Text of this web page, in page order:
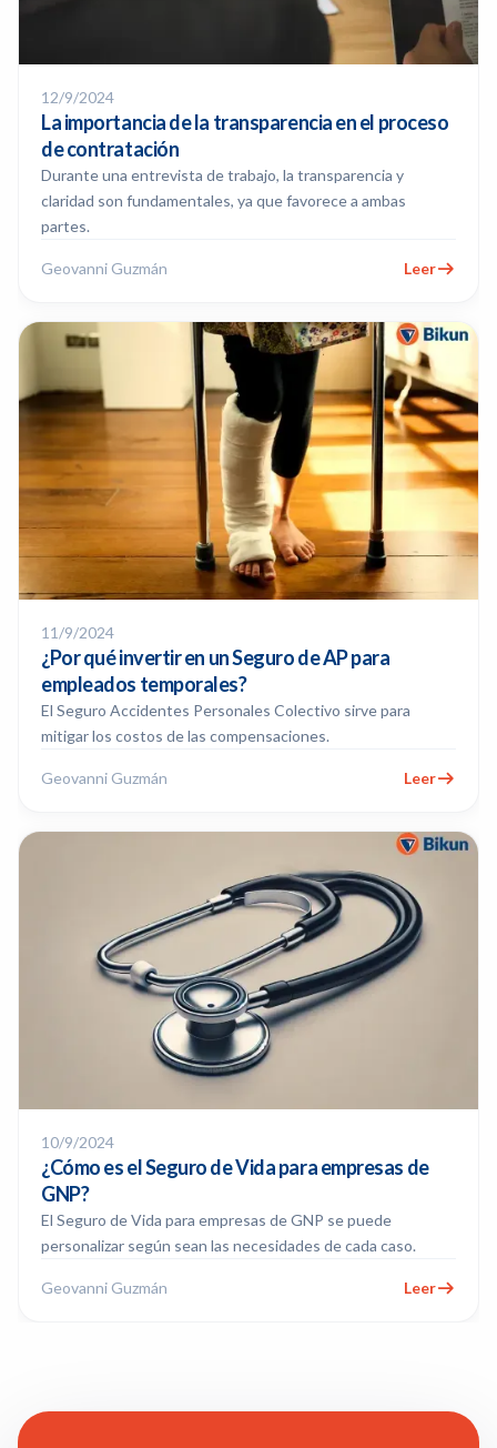
12/9/2024
La importancia de la transparencia en el proceso
de contratación
Durante una entrevista de trabajo, la transparencia y
claridad son fundamentales, ya que favorece a ambas
partes.
Geovanni Guzmán Leer
11/9/2024
¿Por qué invertir en un Seguro de AP para
empleados temporales?
El Seguro Accidentes Personales Colectivo sirve para
mitigar los costos de las compensaciones.
Geovanni Guzmán Leer
10/9/2024
¿Cómo es el Seguro de Vida para empresas de
GNP?
El Seguro de Vida para empresas de GNP se puede
personalizar según sean las necesidades de cada caso.
Geovanni Guzmán Leer